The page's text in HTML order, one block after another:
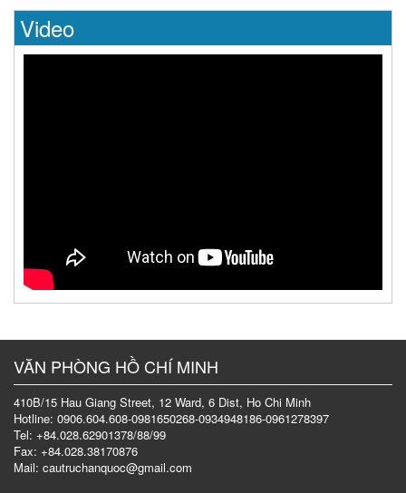
Video
VĂN PHÒNG HỒ CHÍ MINH
410B/15 Hau Giang Street, 12 Ward, 6 Dist, Ho Chi Minh
Hotline: 0906.604.608-0981650268-0934948186-0961278397
Tel: +84.028.62901378/88/99
Fax: +84.028.38170876
Mail: cautruchanquoc@gmail.com